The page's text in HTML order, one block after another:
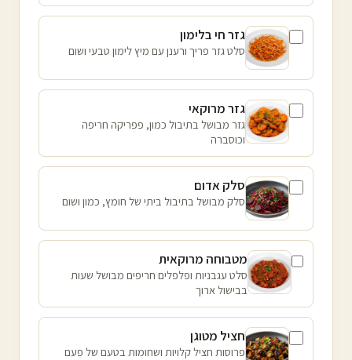
גזר חי בלימון
סלט גזר פריך ורענן עם מיץ לימון טבעי ושום
גזר מרוקאי
גזר מבושל בתיבול כמון, פפריקה חריפה
וכוסברה
סלק אדום
סלק מבושל בתיבול ביתי של חומץ, כמון ושום
מטבוחה מרוקאית
סלט עגבניות ופלפלים חריפים מבושל שעות
בבישול ארוך
חציל מטוגן
פרוסות חציל קלויות ושחומות בטעם של פעם